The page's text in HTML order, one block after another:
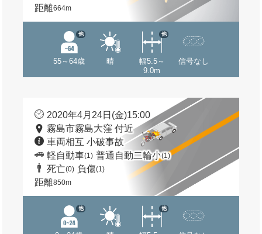
距離664m
55～64歳
他
晴
幅5.5～
9.0m
他
信号なし
2020年4月24日(金)15:00
霧島市霧島大窪 付近
車両相互 小破事故
軽自動車(1) 普通自動二輪小(1)
死亡(0) 負傷(1)
距離850m
他 他